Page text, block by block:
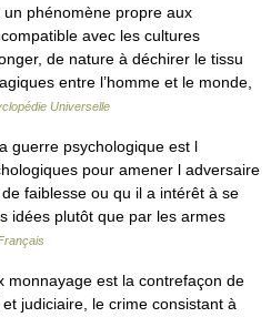
phénomène propre aux
avec les cultures
de nature à déchirer le tissu
entre l’homme et le monde,
Universelle
guerre psychologique est l
pour amener l adversaire
faiblesse ou qu il a intérêt à se
idées plutôt que par les armes
est la contrefaçon de
judiciaire, le crime consistant à